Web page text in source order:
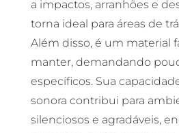
a impactos, arranhões e
torna ideal para áreas de
Além disso, é um material
manter, demandando
específicos. Sua
sonora contribui para
silenciosos e agradáveis,